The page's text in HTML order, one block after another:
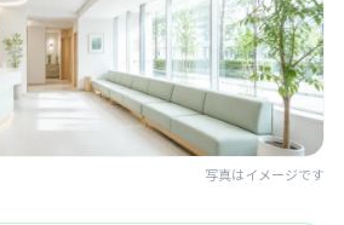
写真はイメージです